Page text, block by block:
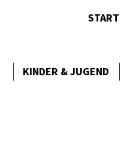
START
KINDER & JUGEND